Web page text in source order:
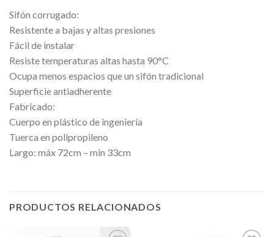
Sifón corrugado:
Resistente a bajas y altas presiones
Fácil de instalar
Resiste temperaturas altas hasta 90°C
Ocupa menos espacios que un sifón tradicional
Superficie antiadherente
Fabricado:
Cuerpo en plástico de ingeniería
Tuerca en polipropileno
Largo: máx 72cm – min 33cm
PRODUCTOS RELACIONADOS